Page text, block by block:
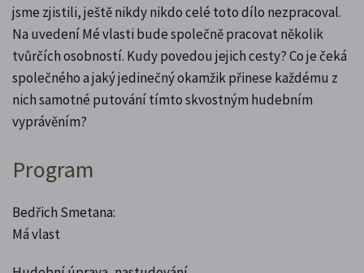
jsme zjistili, ještě nikdy nikdo celé toto dílo nezpracoval.
Na uvedení Mé vlasti bude společně pracovat několik
tvůrčích osobností. Kudy povedou jejich cesty? Co je čeká
společného a jaký jedinečný okamžik přinese každému z
nich samotné putování tímto skvostným hudebním
vyprávěním?
Program
Bedřich Smetana:
Má vlast